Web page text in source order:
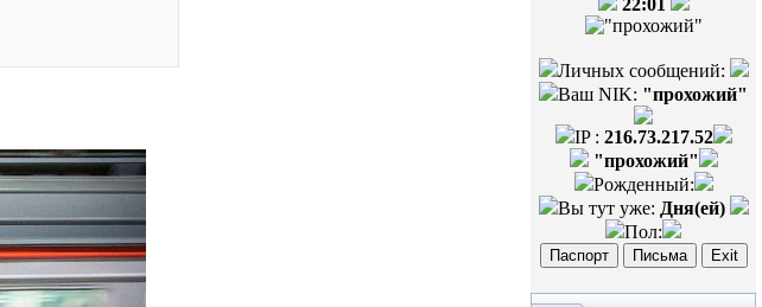
22:01
Личных сообщений:
Ваш NIK: "прохожий"
IP : 216.73.217.52
"прохожий"
Рожденный:
Вы тут уже: Дня(ей)
Пол: